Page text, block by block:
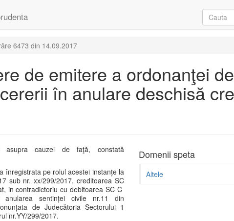
6473 din 14.09.2017
de emitere a ordonanţei
în anulare deschisă
asupra cauzei de faţă, constată
înregistrata pe rolul acestei instanțe la
sub nr. xx/299/2017, creditoarea SC
in contradictoriu cu debitoarea SC C
sentinței civile nr.11 din
de Judecătoria Sectorului 1
nr.YY/299/2017.
Domenii speta
Altele